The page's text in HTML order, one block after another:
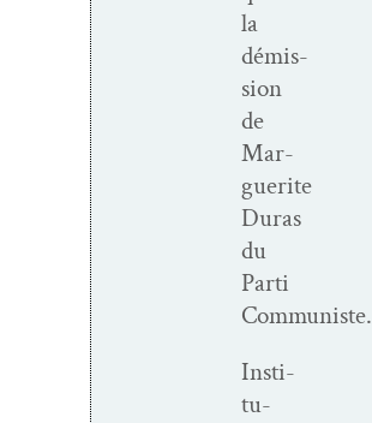
la
démis­
sion
de
Mar­
guerite
Duras
du
Par­ti
Communiste.
Insti­
tu­